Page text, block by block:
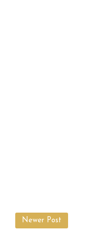
Newer Post